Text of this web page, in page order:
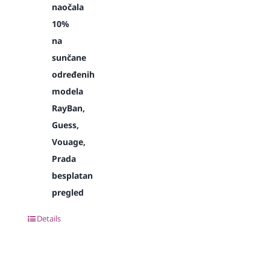
naočala
10%
na
sunčane
određenih
modela
RayBan,
Guess,
Vouage,
Prada
besplatan
pregled
Details